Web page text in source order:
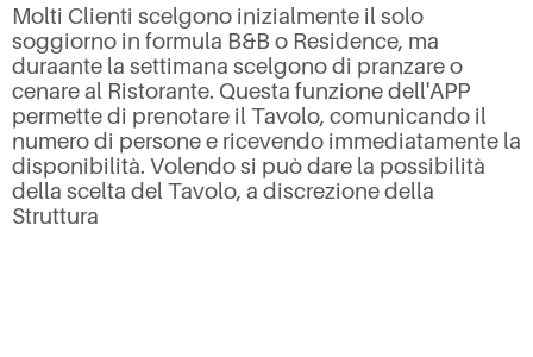
Molti Clienti scelgono inizialmente il solo
soggiorno in formula B&B o Residence, ma
duraante la settimana scelgono di pranzare o
cenare al Ristorante. Questa funzione dell'APP
permette di prenotare il Tavolo, comunicando il
numero di persone e ricevendo immediatamente la
disponibilità. Volendo si può dare la possibilità
della scelta del Tavolo, a discrezione della
Struttura